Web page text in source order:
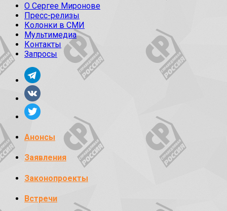
О Сергее Миронове
Пресс-релизы
Колонки в СМИ
Мультимедиа
Контакты
Запросы
Анонсы
Заявления
Законопроекты
Встречи